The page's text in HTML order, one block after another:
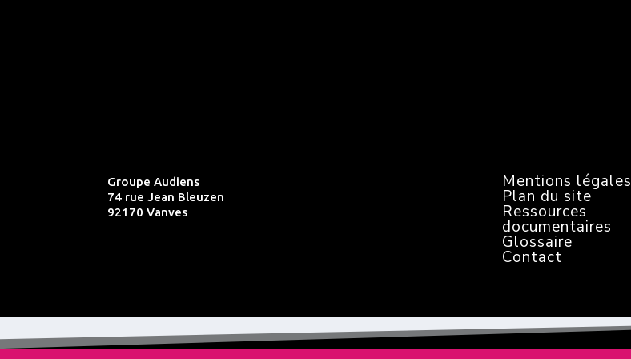
Groupe Audiens
74 rue Jean Bleuzen
92170 Vanves
Mentions légales
Plan du site
Ressources
documentaires
Glossaire
Contact